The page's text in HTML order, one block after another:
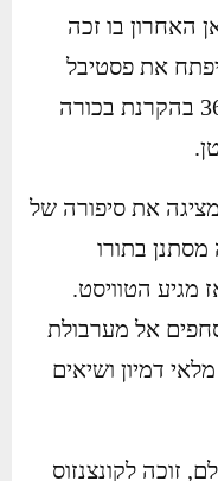
האחרון בו זכה
את פסטיבל
הקולנוע ירושלים במהדורתו ה-36 בהקרנת בכורה
את סיפורה של
בתורו
הטוויסט.
אל מערבולת
דמיון ושיאים
זוכה לקונצנזוס